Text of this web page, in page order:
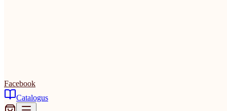
Facebook
Catalogus